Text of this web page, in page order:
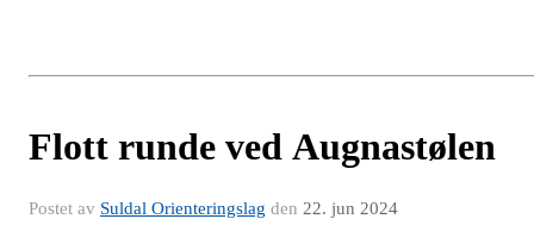
Flott runde ved Augnastølen
Postet av Suldal Orienteringslag den 22. jun 2024